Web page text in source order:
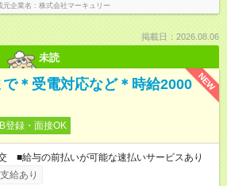
元企業名 株式会社マーキュリー
掲載日：2026.08.06
未読
NEW
＊受電対応など＊時給2000
登録・面接OK
■給与の前払いが可能な速払いサービスあり
給あり